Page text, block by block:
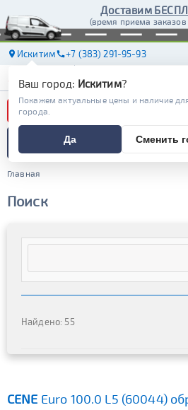
Доставим
(время приема заказов
Искитим +7 (383) 291-95-93
АКБ
ПОДБОР АККУМУЛЯТОРА
СПЕЦИАЛИСТОМ
Главная
Поиск
Найдено: 55
CENE Euro 100.0 L5 (60044)
Ваш город: Искитим?
Покажем актуальные цены и наличие
города.
Да Сменить